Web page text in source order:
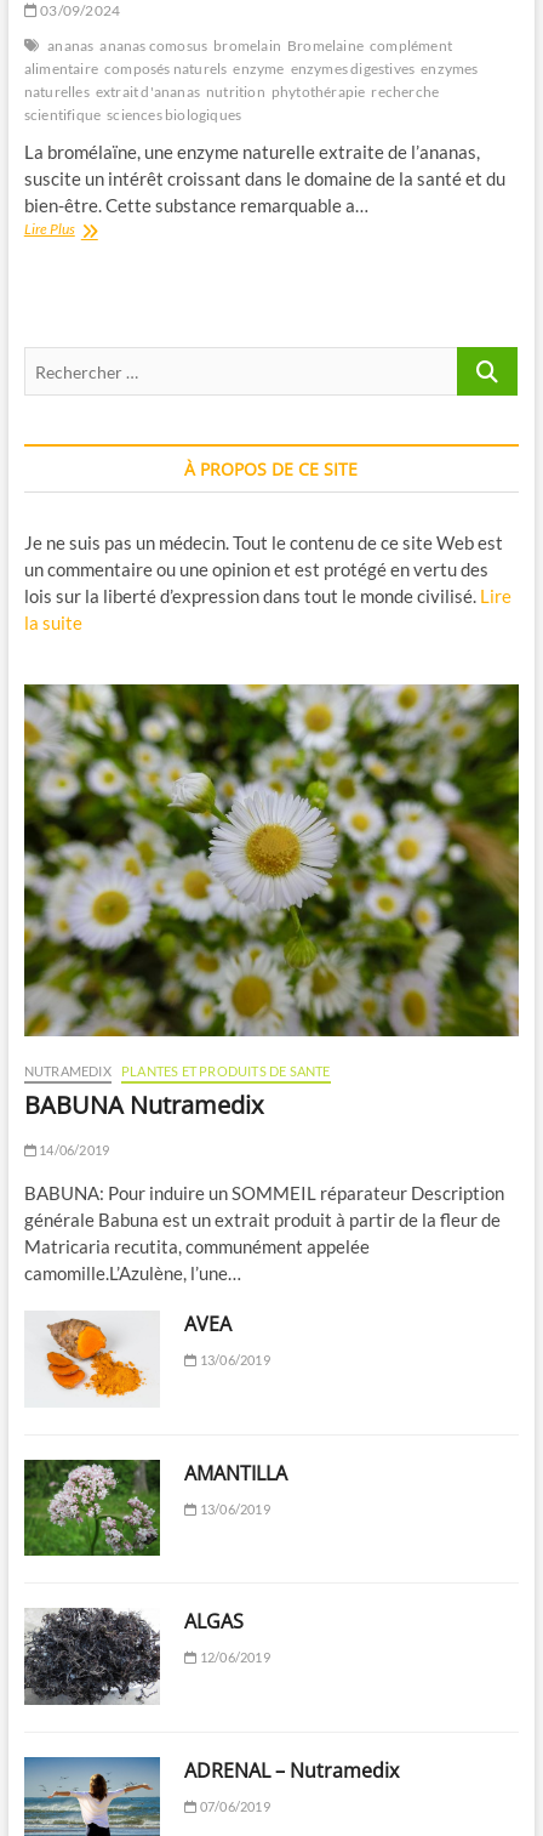
03/09/2024
ananas ananas comosus bromelain Bromelaine complément
alimentaire composés naturels enzyme enzymes digestives enzymes
naturelles extrait d'ananas nutrition phytothérapie recherche
scientifique sciences biologiques
La bromélaïne, une enzyme naturelle extraite de l’ananas,
suscite un intérêt croissant dans le domaine de la santé et du
bien-être. Cette substance remarquable a…
Lire PlusLes
complet
À PROPOS DE CE SITE
Je ne suis pas un médecin. Tout le contenu de ce site Web est
un commentaire ou une opinion et est protégé en vertu des
lois sur la liberté d’expression dans tout le monde civilisé. Lire
la suite
NUTRAMEDIX PLANTES ET PRODUITS DE SANTE
BABUNA Nutramedix
14/06/2019
BABUNA: Pour induire un SOMMEIL réparateur Description
générale Babuna est un extrait produit à partir de la fleur de
Matricaria recutita, communément appelée
camomille.L’Azulène, l’une…
AVEA
13/06/2019
AMANTILLA
13/06/2019
ALGAS
12/06/2019
ADRENAL – Nutramedix
07/06/2019